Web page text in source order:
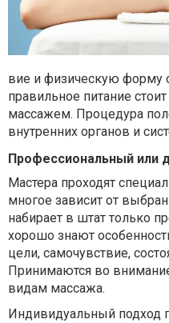
вие и физическую форму
правильное питание
массажем. Процедура
внутренних органов и
Профессиональный или
Мастера проходят
многое зависит от
набирает в штат только
хорошо знают
цели, самочувствие,
Принимаются во
видам массажа.
Индивидуальный подход